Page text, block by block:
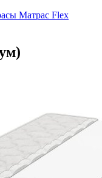
Матрас Flex